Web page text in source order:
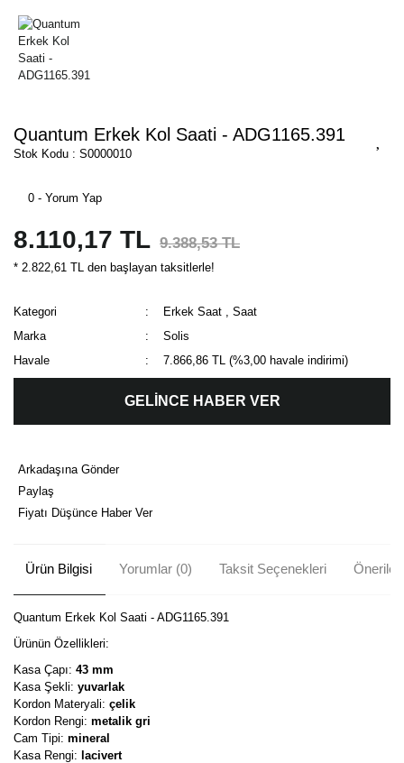
Quantum Erkek Kol Saati - ADG1165.391
Stok Kodu : S0000010
0 - Yorum Yap
8.110,17 TL 9.388,53 TL
* 2.822,61 TL den başlayan taksitlerle!
Kategori Erkek Saat ,Saat
Marka
Solis
Havale
7.866,86 TL (%3,00 havale indirimi)
GELİNCE HABER VER
Arkadaşına Gönder
Paylaş
Fiyatı Düşünce Haber Ver
Ürün Bilgisi Yorumlar (0) Taksit Seçenekleri
Quantum Erkek Kol Saati - ADG1165.391
Ürünün Özellikleri:
Kasa Çapı: 43 mm
Kasa Şekli: yuvarlak
Kordon Materyali: çelik
Kordon Rengi: metalik gri
Cam Tipi: mineral
Kasa Rengi: lacivert